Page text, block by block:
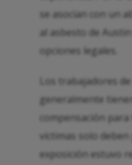
se asocian con un
al asbesto de
opciones legales.
Los trabajadores
generalmente
compensación
víctimas solo
exposición estuvo